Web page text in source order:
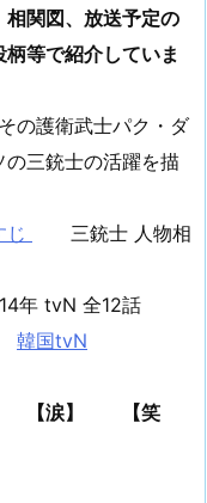
関図、放送予定の
等で紹介していま
の護衛武士パク・ダ
三銃士の活躍を描
じ
三銃士 人物相
年 tvN 全12話
韓国tvN
【涙】
【笑